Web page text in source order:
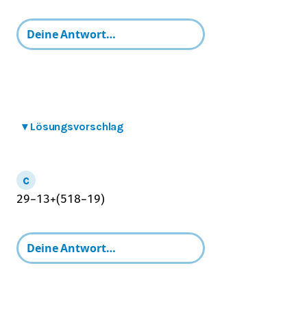
▾ Lösungsvorschlag
29−1 3+(518−1 9)